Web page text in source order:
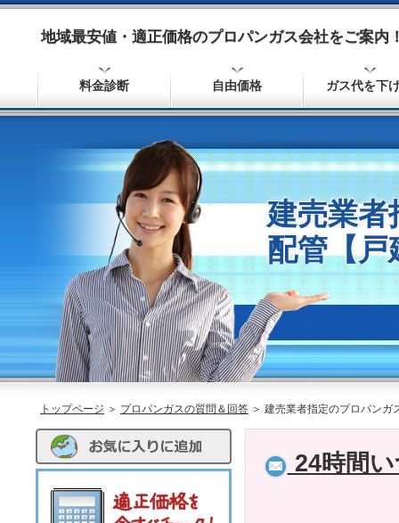
地域最安値・適正価格のプロパンガス会社をご案
建売業者
配管【戸
トップページ ＞ プロパンガスの質問＆回答 ＞ 建売業者指定のプロパン
24時間
料金診断 自由価格 ガス代を下